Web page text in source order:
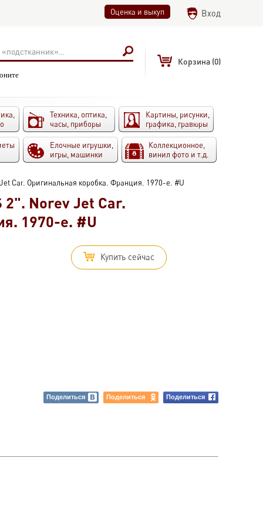
Оценка и выкуп Вход
Корзина (0)
Техника, оптика,
часы, приборы
Картины, рисунки,
графика, гравюры
Елочные игрушки,
игры, машинки
Коллекционное,
винил фото и т.д.
Car. Оригинальная коробка. Франция. 1970-е. #U
Norev Jet Car.
1970-е. #U
Купить сейчас
Поделиться Поделиться Поделиться